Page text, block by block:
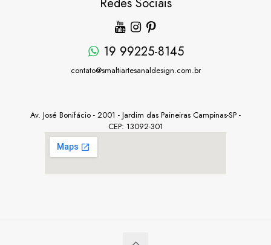
Redes Sociais
19 99225-8145
contato@smaltiartesanaldesign.com.br
Av. José Bonifácio - 2001 - Jardim das Paineiras Campinas-SP -
CEP: 13092-301